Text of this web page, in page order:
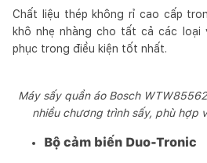
Chất liệu thép không rỉ cao cấp
khô nhẹ nhàng cho tất cả các loại
phục trong điều kiện tốt nhất.
Máy sấy quần áo Bosch
nhiều chương trình sấy, phù hợp
Bộ cảm biến Duo-Tronic